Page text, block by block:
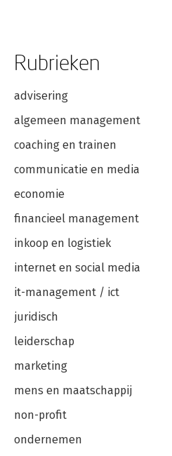
Rubrieken
advisering
algemeen management
coaching en trainen
communicatie en media
economie
financieel management
inkoop en logistiek
internet en social media
it-management / ict
juridisch
leiderschap
marketing
mens en maatschappij
non-profit
ondernemen